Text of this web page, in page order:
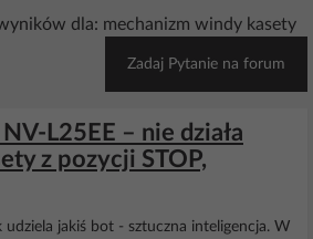
dla: mechanizm windy kasety
Zadaj Pytanie na forum
L25EE – nie działa
z pozycji STOP,
udziela jakiś bot - sztuczna inteligencja. W